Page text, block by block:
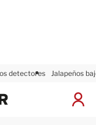
detectores Jalapeños
I
x